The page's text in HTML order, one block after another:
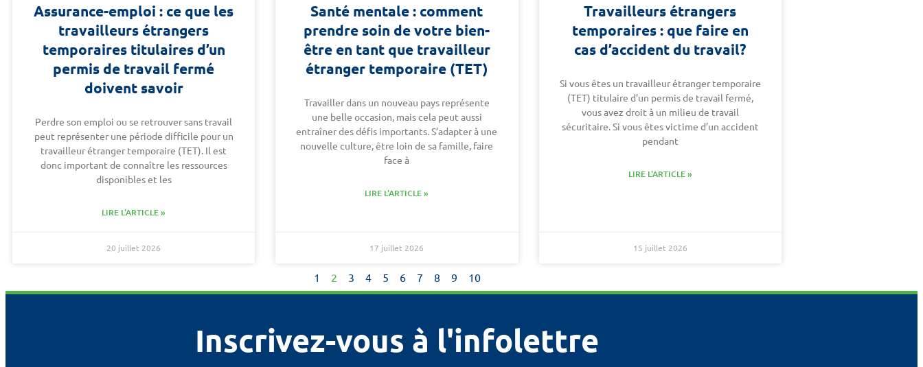
Assurance-emploi : ce que les
travailleurs étrangers
temporaires titulaires d’un
permis de travail fermé
doivent savoir
Perdre son emploi ou se retrouver sans travail
peut représenter une période difficile pour un
travailleur étranger temporaire (TET). Il est
donc important de connaître les ressources
disponibles et les
LIRE L'ARTICLE »
20 juillet 2026
Santé mentale : comment
prendre soin de votre bien-
être en tant que travailleur
étranger temporaire (TET)
Travailler dans un nouveau pays représente
une belle occasion, mais cela peut aussi
entraîner des défis importants. S’adapter à une
nouvelle culture, être loin de sa famille, faire
face à
LIRE L'ARTICLE »
17 juillet 2026
Travailleurs étrangers
temporaires : que faire en
cas d’accident du travail?
Si vous êtes un travailleur étranger temporaire
(TET) titulaire d’un permis de travail fermé,
vous avez droit à un milieu de travail
sécuritaire. Si vous êtes victime d’un accident
pendant
LIRE L'ARTICLE »
15 juillet 2026
1 2 3 4 5 6 7 8 9 10
Inscrivez-vous à l'infolettre